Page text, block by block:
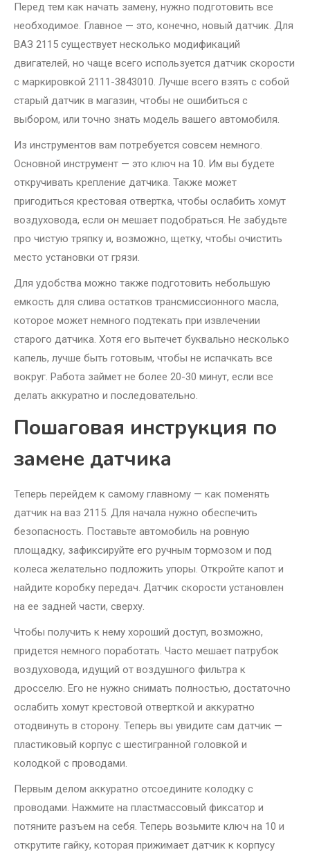
Перед тем как начать замену, нужно подготовить все
необходимое. Главное — это, конечно, новый датчик. Для
ВАЗ 2115 существует несколько модификаций
двигателей, но чаще всего используется датчик скорости
с маркировкой 2111-3843010. Лучше всего взять с собой
старый датчик в магазин, чтобы не ошибиться с
выбором, или точно знать модель вашего автомобиля.
Из инструментов вам потребуется совсем немного.
Основной инструмент — это ключ на 10. Им вы будете
откручивать крепление датчика. Также может
пригодиться крестовая отвертка, чтобы ослабить хомут
воздуховода, если он мешает подобраться. Не забудьте
про чистую тряпку и, возможно, щетку, чтобы очистить
место установки от грязи.
Для удобства можно также подготовить небольшую
емкость для слива остатков трансмиссионного масла,
которое может немного подтекать при извлечении
старого датчика. Хотя его вытечет буквально несколько
капель, лучше быть готовым, чтобы не испачкать все
вокруг. Работа займет не более 20-30 минут, если все
делать аккуратно и последовательно.
Пошаговая инструкция по
замене датчика
Теперь перейдем к самому главному — как поменять
датчик на ваз 2115. Для начала нужно обеспечить
безопасность. Поставьте автомобиль на ровную
площадку, зафиксируйте его ручным тормозом и под
колеса желательно подложить упоры. Откройте капот и
найдите коробку передач. Датчик скорости установлен
на ее задней части, сверху.
Чтобы получить к нему хороший доступ, возможно,
придется немного поработать. Часто мешает патрубок
воздуховода, идущий от воздушного фильтра к
дросселю. Его не нужно снимать полностью, достаточно
ослабить хомут крестовой отверткой и аккуратно
отодвинуть в сторону. Теперь вы увидите сам датчик —
пластиковый корпус с шестигранной головкой и
колодкой с проводами.
Первым делом аккуратно отсоедините колодку с
проводами. Нажмите на пластмассовый фиксатор и
потяните разъем на себя. Теперь возьмите ключ на 10 и
открутите гайку, которая прижимает датчик к корпусу